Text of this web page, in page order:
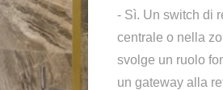
- Sì. Un switch di
centrale o nella
svolge un ruolo
un gateway alla